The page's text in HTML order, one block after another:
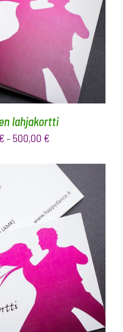
/ LISÄTIEDOT
lahjakortti
– 500,00 €
/ LISÄTIEDOT